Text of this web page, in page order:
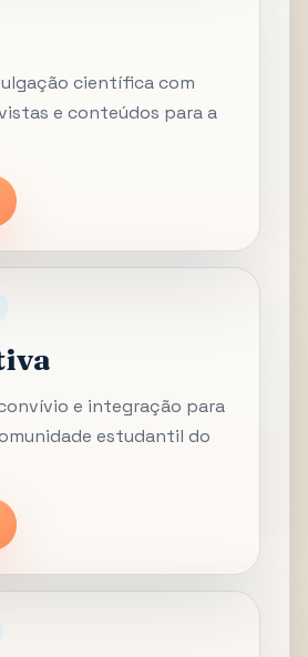
científica com
e conteúdos para a
e integração para
estudantil do